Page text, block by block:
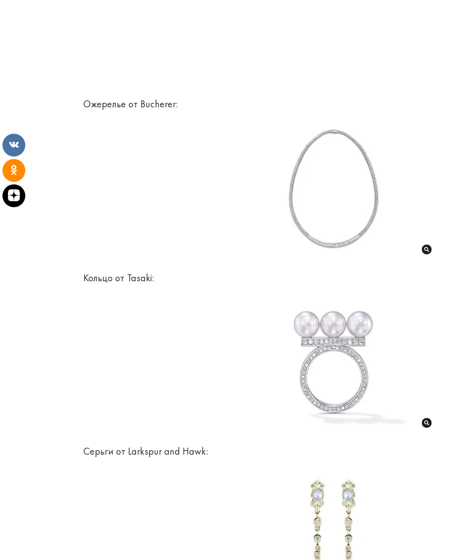
Ожерелье от Bucherer:
Кольцо от Tasaki:
Серьги от Larkspur and Hawk: